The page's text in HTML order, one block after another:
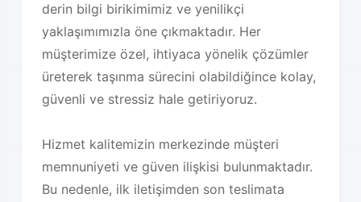
derin bilgi birikimimiz ve yenilikçi
yaklaşımımızla öne çıkmaktadır. Her
müşterimize özel, ihtiyaca yönelik çözümler
üreterek taşınma sürecini olabildiğince kolay,
güvenli ve stressiz hale getiriyoruz.
Hizmet kalitemizin merkezinde müşteri
memnuniyeti ve güven ilişkisi bulunmaktadır.
Bu nedenle, ilk iletişimden son teslimata